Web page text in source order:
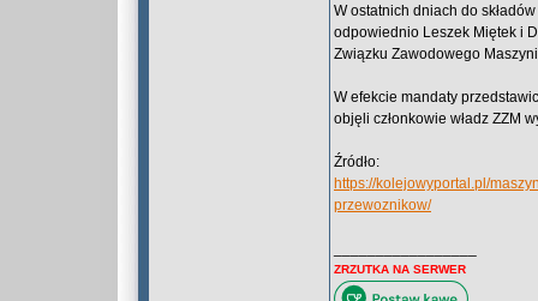
W ostatnich dniach do
odpowiednio Leszek Miętek i
Związku Zawodowego
W efekcie mandaty
objęli członkowie władz ZZM
Źródło:
https://kolejowyportal.pl/
przewoznikow/
ZRZUTKA NA SERWER